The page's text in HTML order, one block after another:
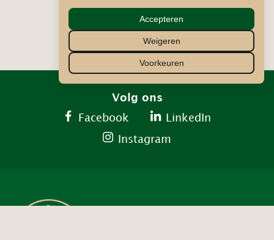
Volg ons
Facebook
LinkedIn
Instagram
Accepteren
Weigeren
Voorkeuren